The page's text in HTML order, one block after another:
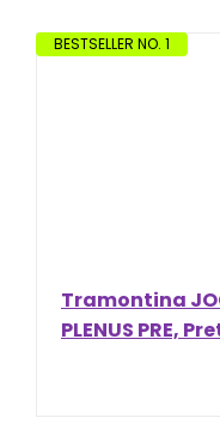
BESTSELLER NO. 1
Tramontina
PLENUS PRE,